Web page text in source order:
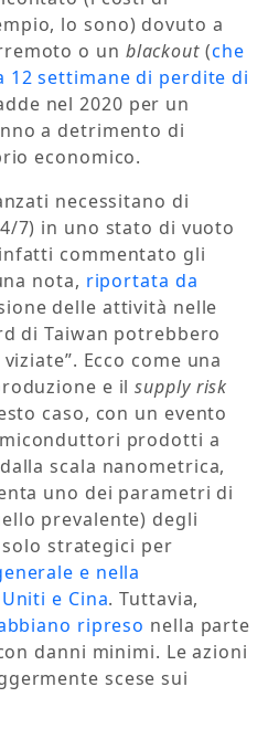
lo sono) dovuto a
o un blackout(che
12 settimane di perdite di
nel 2020 per un
a detrimento di
economico.
necessitano di
7) in uno stato di vuoto
commentato gli
nota, riportata da
delle attività nelle
di Taiwan potrebbero
Ecco come una
e ilsupply risk
caso, con un evento
prodotti a
scala nanometrica,
uno dei parametri di
prevalente) degli
solo strategici per
e nella
e Cina. Tuttavia,
ripreso nella parte
danni minimi. Le azioni
scese sui